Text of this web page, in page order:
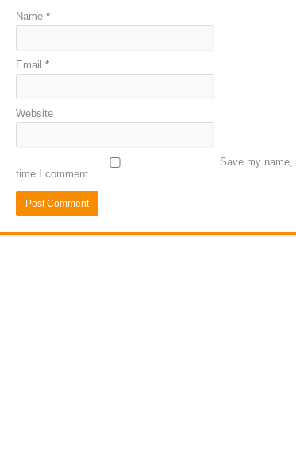
Name *
Email *
Website
Save my
time I comment.